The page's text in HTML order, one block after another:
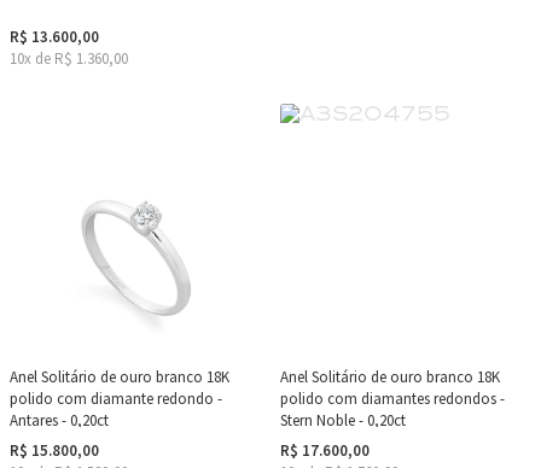
R$ 13.600,00
10x de R$ 1.360,00
Anel Solitário de ouro branco 18K
polido com diamante redondo -
Antares - 0,20ct
R$ 15.800,00
Anel Solitário de ouro branco 18K
polido com diamantes redondos -
Stern Noble - 0,20ct
R$ 17.600,00